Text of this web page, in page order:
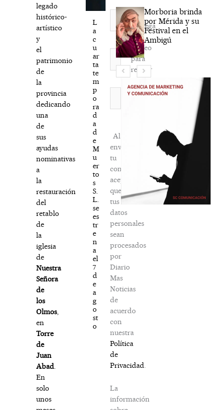
legado
histórico-
artístico
y
el
patrimonio
de
la
provincia
dedicando
una
de
sus
ayudas
nominativas
a
la
restauración
del
retablo
de
la
iglesia
de
Nuestra
Señora
de
los
Olmos,
en
Torre
de
Juan
Abad.
En
solo
unos
L
a
c
u
ar
ta
te
m
p
o
ra
d
a
d
e
M
u
er
to
s
S.
L.
se
es
tr
e
n
a
el
7
d
e
a
g
o
st
o
Nombre*
Correo
electrónico*
Agréga
mi
correo
para
recibir
newsletter
Al
enviar
tu
comentario,
aceptas
que
tus
datos
personales
sean
procesados
por
Diario
Mas
Noticias
de
acuerdo
con
nuestra
Política
de
Privacidad
La
información
Morboria brinda
por Mérida y su
Festival en el
Ambigú